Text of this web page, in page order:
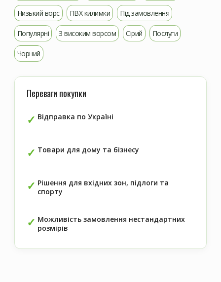
Низький ворс ПВХ килимки Під замовлення
Популярні З високим ворсом Сірий Послуги
Чорний
Переваги покупки
Відправка по Україні
Товари для дому та бізнесу
Рішення для вхідних зон, підлоги та
спорту
Можливість замовлення нестандартних
розмірів